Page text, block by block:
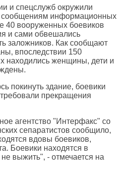
и спецслужб окружили
сообщениям информационных
40 вооруженных боевиков
и сами обвешались
заложников. Как сообщают
впоследствии 150
находились женщины, дети и
покинуть здание, боевики
прекращения
агентство "Интерфакс" со
сепаратистов сообщило,
вдовы боевиков,
Боевики находятся в
выжить", - отмечается на